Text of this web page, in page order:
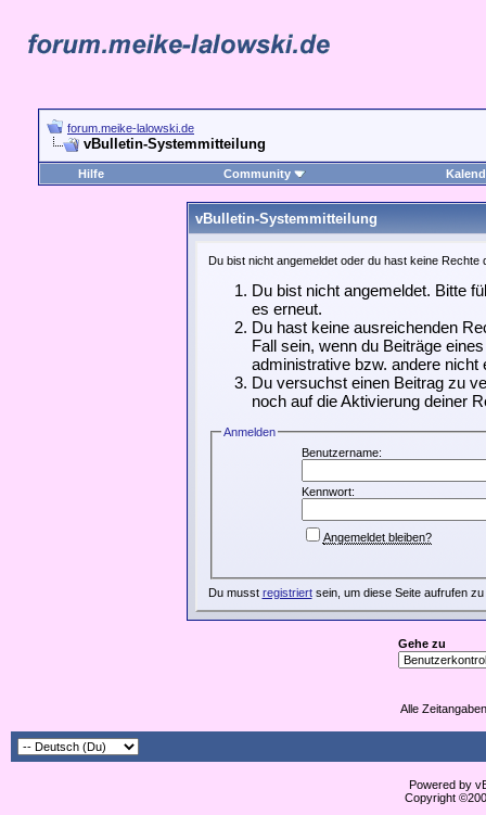
forum.meike-lalowski.de
vBulletin-Systemmitteilung
Hilfe Community
vBulletin-Systemmitteilung
Du bist nicht angemeldet oder du hast keine
Du bist nicht angemeldet. Bitte
es erneut.
Du hast keine ausreichenden
Fall sein, wenn du Beiträge
administrative bzw. andere nicht
Du versuchst einen Beitrag zu
noch auf die Aktivierung deiner
Anmelden
Benutzername:
Kennwort:
Angemeldet bleiben?
Du musst registriertsein, um diese Seite aufrufen zu
Gehe zu
Alle
Powered by
Copyright